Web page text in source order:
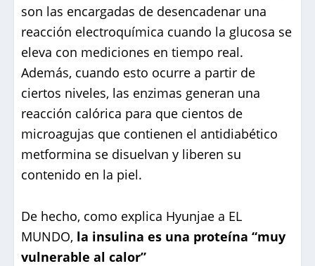
son las encargadas de desencadenar una
reacción electroquímica cuando la glucosa se
eleva con mediciones en tiempo real.
Además, cuando esto ocurre a partir de
ciertos niveles, las enzimas generan una
reacción calórica para que cientos de
microagujas que contienen el antidiabético
metformina se disuelvan y liberen su
contenido en la piel.
De hecho, como explica Hyunjae a EL
MUNDO, la insulina es una proteína “muy
vulnerable al calor”